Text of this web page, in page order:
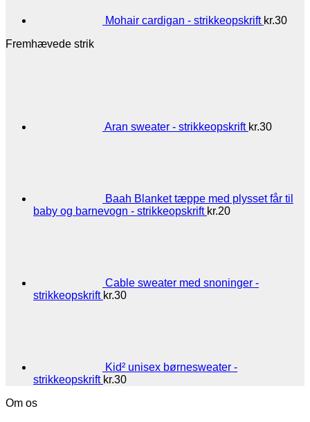
Mohair cardigan - strikkeopskrift kr.30
Fremhævede strik
Aran sweater - strikkeopskrift kr.30
Baah Blanket tæppe med plysset får til
baby og barnevogn - strikkeopskrift kr.20
Cable sweater med snoninger -
strikkeopskrift kr.30
Kid² unisex børnesweater -
strikkeopskrift kr.30
Om os